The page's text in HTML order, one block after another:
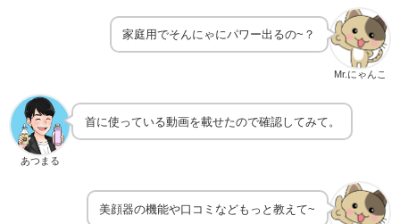
Mr.にゃんこ
家庭用でそんにゃにパワー出るの~？
あつまる
首に使っている動画を載せたので確認してみて。
美顔器の機能や口コミなどもっと教えて~